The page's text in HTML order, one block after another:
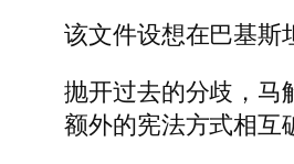
该文件设想在巴基斯
抛开过去的分歧，马
额外的宪法方式相互